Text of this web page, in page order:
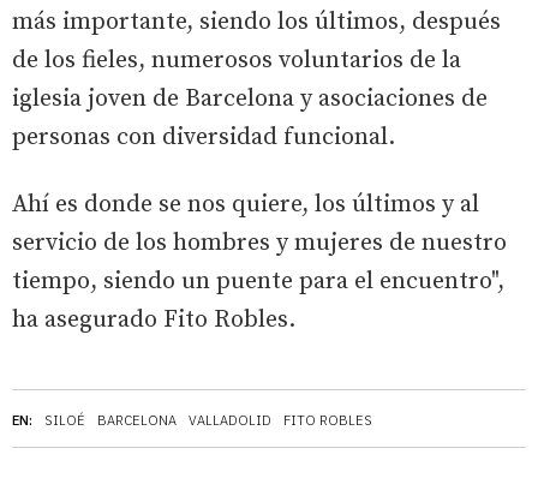
EN: SILOÉ BARCELONA VALLADOLID FITO ROBLES
más importante, siendo los últimos, después
de los fieles, numerosos voluntarios de la
iglesia joven de Barcelona y asociaciones de
personas con diversidad funcional.
Ahí es donde se nos quiere, los últimos y al
servicio de los hombres y mujeres de nuestro
tiempo, siendo un puente para el encuentro",
ha asegurado Fito Robles.